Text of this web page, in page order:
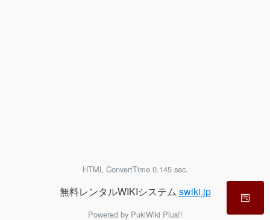
HTML ConvertTime 0.145 sec.
無料レンタルWIKIシステム swiki.jp
Powered by PukiWiki Plus!!